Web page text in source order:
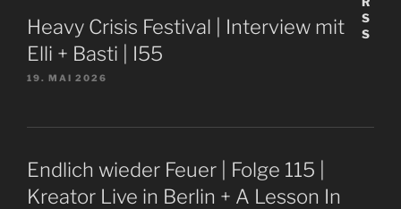
Heavy Crisis Festival | Interview mit
Elli + Basti | I55
19. MAI 2026
Endlich wieder Feuer | Folge 115 |
Kreator Live in Berlin + A Lesson In